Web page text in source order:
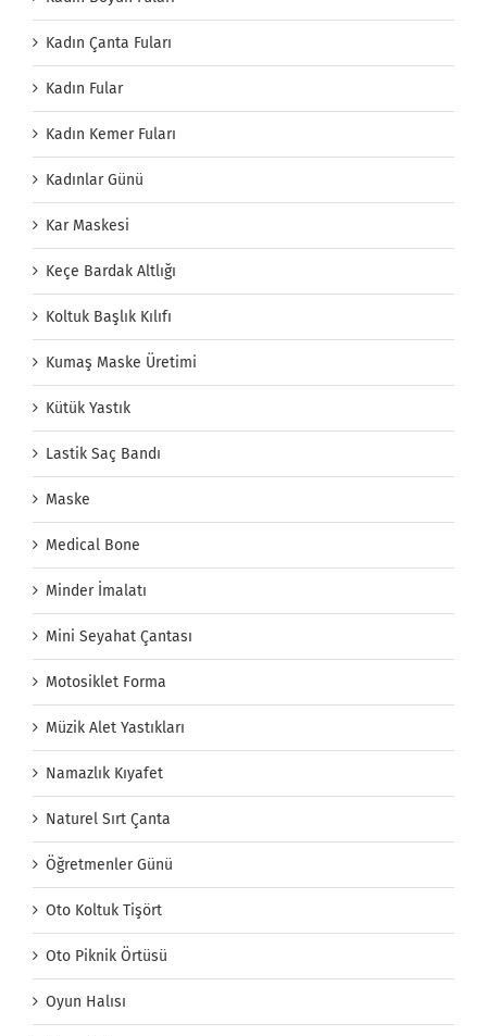
Kadın Çanta Fuları
Kadın Fular
Kadın Kemer Fuları
Kadınlar Günü
Kar Maskesi
Keçe Bardak Altlığı
Koltuk Başlık Kılıfı
Kumaş Maske Üretimi
Kütük Yastık
Lastik Saç Bandı
Maske
Medical Bone
Minder İmalatı
Mini Seyahat Çantası
Motosiklet Forma
Müzik Alet Yastıkları
Namazlık Kıyafet
Naturel Sırt Çanta
Öğretmenler Günü
Oto Koltuk Tişört
Oto Piknik Örtüsü
Oyun Halısı